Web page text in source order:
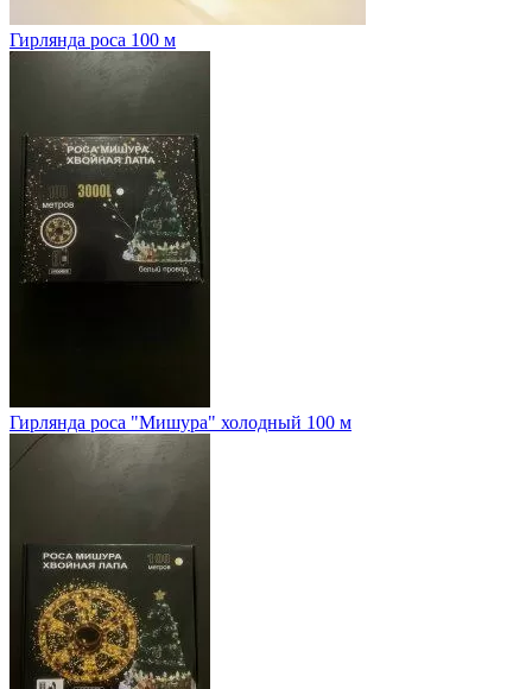
Гирлянда роса 100 м
Гирлянда роса "Мишура" холодный 100 м